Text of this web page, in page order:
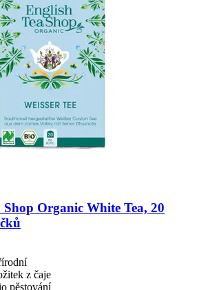
Shop Organic White Tea, 20
z čaje
pěstování